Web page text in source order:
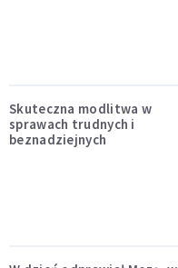
Skuteczna modlitwa w
sprawach trudnych i
beznadziejnych